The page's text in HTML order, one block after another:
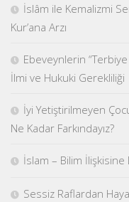
İslâm ile Kemalizmi
Kur’ana Arzı
Ebeveynlerin “Terbiye
İlmi ve Hukuki Gerekliliği
İyi Yetiştirilmeyen
Ne Kadar Farkındayız?
İslam – Bilim İlişkisine
Sessiz Raflardan